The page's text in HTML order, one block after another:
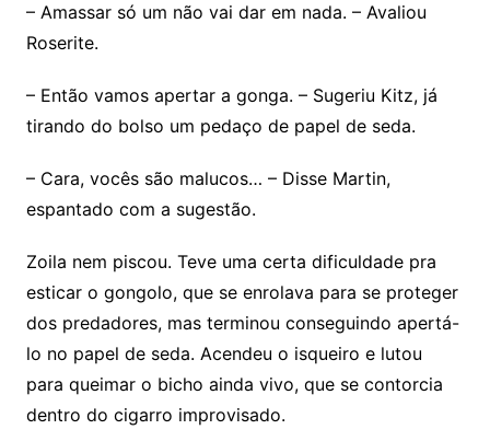
– Amassar só um não vai dar em nada. – Avaliou
Roserite.
– Então vamos apertar a gonga. – Sugeriu Kitz, já
tirando do bolso um pedaço de papel de seda.
– Cara, vocês são malucos… – Disse Martin,
espantado com a sugestão.
Zoila nem piscou. Teve uma certa dificuldade pra
esticar o gongolo, que se enrolava para se proteger
dos predadores, mas terminou conseguindo apertá-
lo no papel de seda. Acendeu o isqueiro e lutou
para queimar o bicho ainda vivo, que se contorcia
dentro do cigarro improvisado.